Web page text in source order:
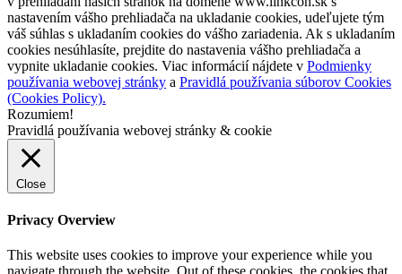
nastavením vášho prehliadača na ukladanie cookies, udeľujete tým
váš súhlas s ukladaním cookies do vášho zariadenia. Ak s ukladaním
cookies nesúhlasíte, prejdite do nastavenia vášho prehliadača a
vypnite ukladanie cookies. Viac informácií nájdete v Podmienky
používania webovej stránky a Pravidlá používania súborov Cookies
(Cookies Policy).
Rozumiem!
Pravidlá používania webovej stránky & cookie
Close
Privacy Overview
This website uses cookies to improve your experience while you